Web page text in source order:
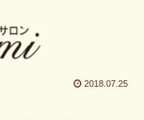
2018.07.25